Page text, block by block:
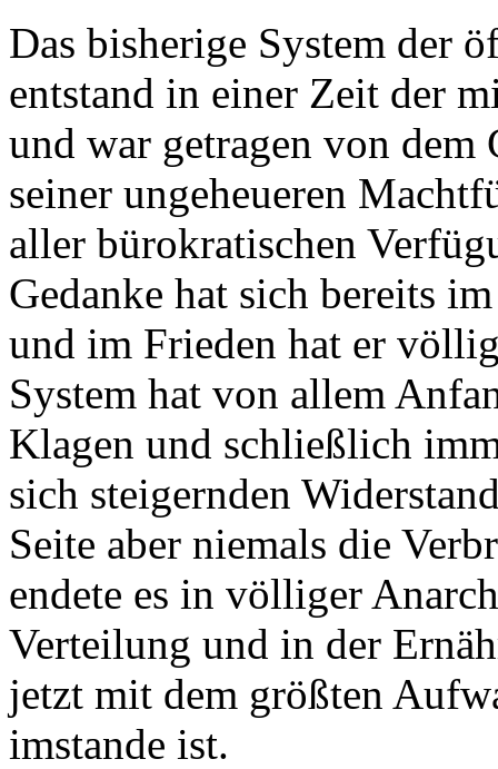
Das bisherige System der
entstand in einer Zeit der
und war getragen von dem
seiner ungeheueren
aller bürokratischen
Gedanke hat sich bereits
und im Frieden hat er
System hat von allem
Klagen und schließlich
sich steigernden
Seite aber niemals die
endete es in völliger
Verteilung und in der
jetzt mit dem größten
imstande ist.